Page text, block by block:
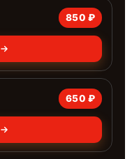
850 ₽
650 ₽